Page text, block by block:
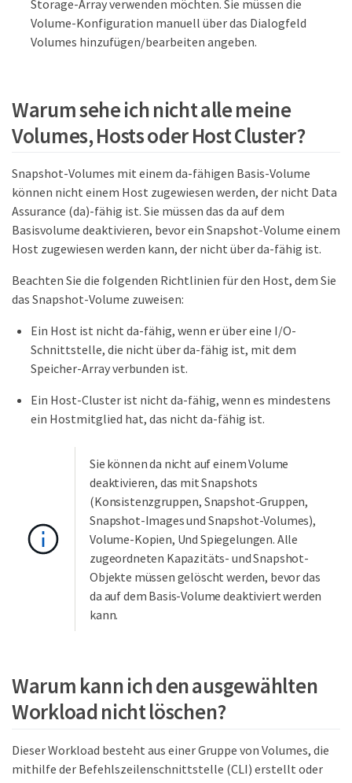
Storage-Array verwenden möchten. Sie müssen die
Volume-Konfiguration manuell über das Dialogfeld
Volumes hinzufügen/bearbeiten angeben.
Warum sehe ich nicht alle meine
Volumes, Hosts oder Host Cluster?
Snapshot-Volumes mit einem da-fähigen Basis-Volume
können nicht einem Host zugewiesen werden, der nicht Data
Assurance (da)-fähig ist. Sie müssen das da auf dem
Basisvolume deaktivieren, bevor ein Snapshot-Volume einem
Host zugewiesen werden kann, der nicht über da-fähig ist.
Beachten Sie die folgenden Richtlinien für den Host, dem Sie
das Snapshot-Volume zuweisen:
Ein Host ist nicht da-fähig, wenn er über eine I/O-
Schnittstelle, die nicht über da-fähig ist, mit dem
Speicher-Array verbunden ist.
Ein Host-Cluster ist nicht da-fähig, wenn es mindestens
ein Hostmitglied hat, das nicht da-fähig ist.
Sie können da nicht auf einem Volume
deaktivieren, das mit Snapshots
(Konsistenzgruppen, Snapshot-Gruppen,
Snapshot-Images und Snapshot-Volumes),
Volume-Kopien, Und Spiegelungen. Alle
zugeordneten Kapazitäts- und Snapshot-
Objekte müssen gelöscht werden, bevor das
da auf dem Basis-Volume deaktiviert werden
kann.
Warum kann ich den ausgewählten
Workload nicht löschen?
Dieser Workload besteht aus einer Gruppe von Volumes, die
mithilfe der Befehlszeilenschnittstelle (CLI) erstellt oder